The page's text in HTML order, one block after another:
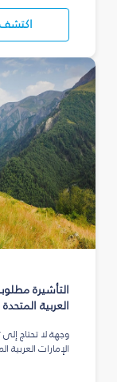
اكتشف
التأشيرة
العربية المتحدة
وجهة لا تحتاج
الإمارات العربية